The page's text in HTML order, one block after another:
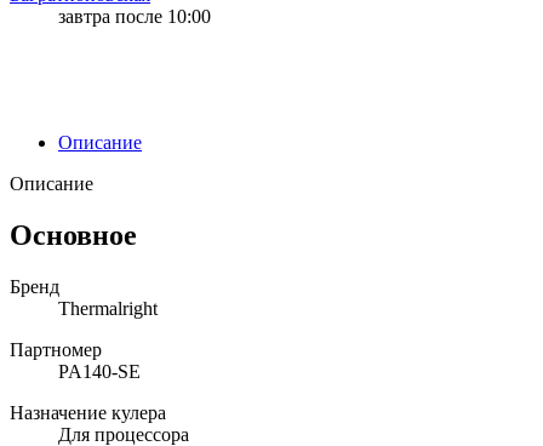
завтра после 10:00
Описание
Описание
Основное
Бренд
Thermalright
Партномер
PA140-SE
Назначение кулера
Для процессора